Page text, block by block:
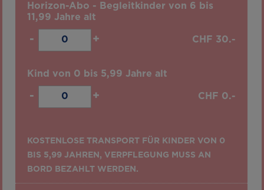
Horizon-Abo - Begleitkinder von 6 bis
11,99 Jahre alt
- + CHF 30.-
Kind von 0 bis 5,99 Jahre alt
- + CHF 0.-
KOSTENLOSE TRANSPORT FÜR KINDER VON 0
BIS 5,99 JAHREN, VERPFLEGUNG MUSS AN
BORD BEZAHLT WERDEN.